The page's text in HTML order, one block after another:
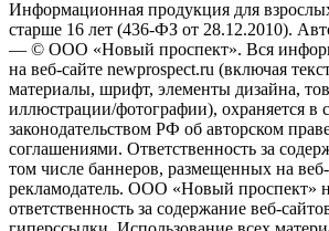
Информационная продукция для
старше 16 лет (436-ФЗ от 28.12.2010).
— © ООО «Новый проспект». Вся
на веб-сайте newprospect.ru (включая
материалы, шрифт, элементы дизайна,
иллюстрации/фотографии), охраняется в
законодательством РФ об авторском
соглашениями. Ответственность за
том числе баннеров, размещенных на веб-
рекламодатель. ООО «Новый проспект»
ответственность за содержание веб-